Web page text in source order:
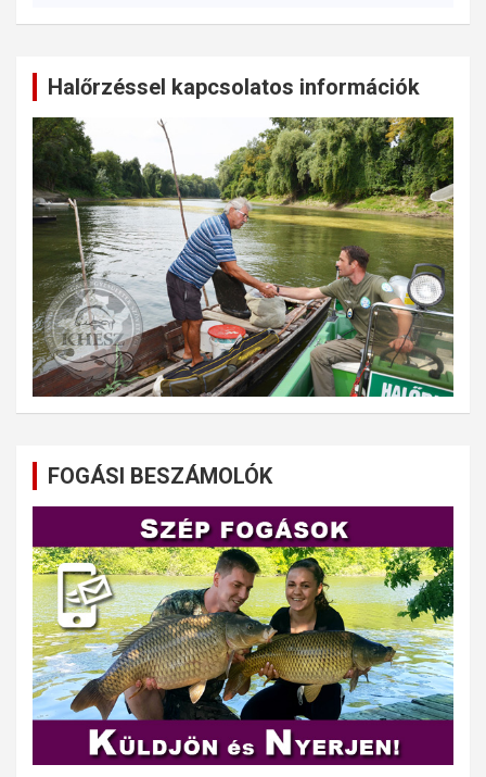
Halőrzéssel kapcsolatos információk
FOGÁSI BESZÁMOLÓK